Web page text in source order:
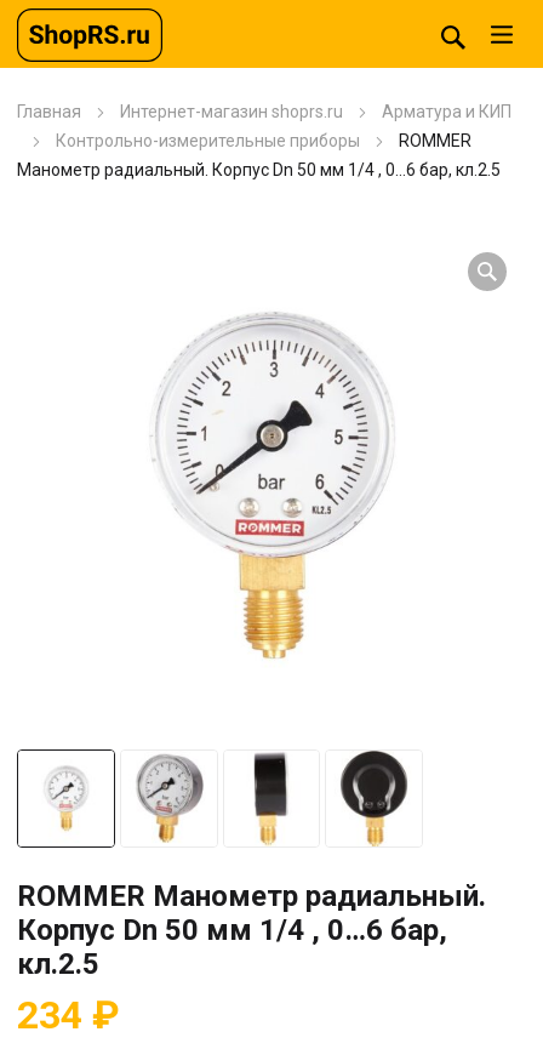
Главная Интернет-магазин shoprs.ru
Арматура и КИП
Контрольно-измерительные приборы
ROMMER
Манометр радиальный. Корпус Dn 50 мм 1/4 , 0…6 бар, кл.2.5
ROMMER Манометр радиальный.
Корпус Dn 50 мм 1/4 , 0…6 бар,
кл.2.5
234 ₽